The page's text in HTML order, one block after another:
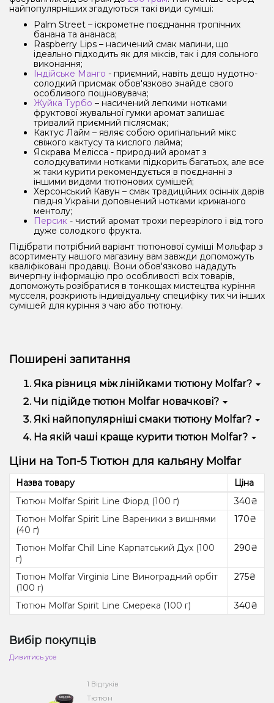
найпопулярніших згадуються такі види суміші:
Palm Street – іскрометне поєднання тропічних
банана та ананаса;
Raspberry Lips – насичений смак малини, що
ідеально підходить як для міксів, так і для сольного
виконання;
Індійське Манго - приємний, навіть дещо нудотно-
солодкий присмак обов'язково знайде свого
особливого поціновувача;
Жуйка Турбо – насичений легкими нотками
фруктової жувальної гумки аромат залишає
тривалий приємний післясмак;
Кактус Лайм – являє собою оригінальний мікс
свіжого кактусу та кислого лайма;
Яскрава Мелісса - природний аромат з
солодкуватими нотками підкорить багатьох, але все
ж таки курити рекомендується в поєднанні з
іншими видами тютюнових сумішей;
Херсонський Кавун – смак традиційних осінніх дарів
півдня України доповнений нотками крижаного
ментолу;
Персик - чистий аромат трохи перезрілого і від того
дуже солодкого фрукта.
Підібрати потрібний варіант тютюнової суміші Мольфар з
асортименту нашого магазину вам завжди допоможуть
кваліфіковані продавці. Вони обов'язково нададуть
вичерпну інформацію про особливості всіх товарів,
допоможуть розібратися в тонкощах мистецтва куріння
мусселя, розкриють індивідуальну специфіку тих чи інших
сумішей для куріння з чаю або тютюну.
Поширені запитання
Яка різниця між лінійками тютюну Molfar?
Класична лінійка Virginia має низьку міцність, Chill –
Чи підійде тютюн Molfar новачкові?
Так, Molfar у своєму асортименті смаків має широку
палітру, яка задовольнить як новачка, так і
любителя.
Які найпопулярніші смаки тютюну Molfar?
Ice apple, For Her, Чорнобаївка, Vendeta, Самурай.
На якій чаші краще курити тютюн Molfar?
Для куріння тютюну Molfar відмінно підійдуть будь-
які чаші - турки, убивашки, фанелі тощо.
Ціни на Топ-5 Тютюн для кальяну Molfar
Назва товару
Ціна
Тютюн Molfar Spirit Line Фіорд (100 г)
340₴
Тютюн Molfar Spirit Line Вареники з вишнями
(40 г)
170₴
Тютюн Molfar Chill Line Карпатський Дух (100
г)
290₴
Тютюн Molfar Virginia Line Виноградний орбіт
(100 г)
275₴
Тютюн Molfar Spirit Line Смерека (100 г) 340₴
Вибір покупців
Дивитись усе
1 Відгуків
Тютюн